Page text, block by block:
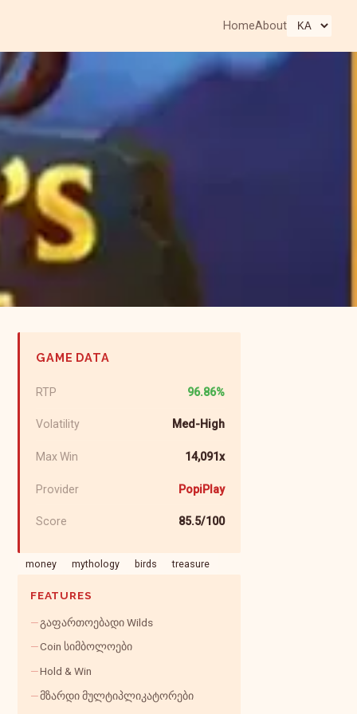
HomeAbout
GAME DATA
RTP 96.86%
Volatility Med-High
Max Win 14,091x
Provider PopiPlay
Score 85.5/100
money mythology birds treasure
FEATURES
გაფართოებადი Wilds
Coin სიმბოლოები
Hold & Win
მზარდი მულტიპლიკატორები